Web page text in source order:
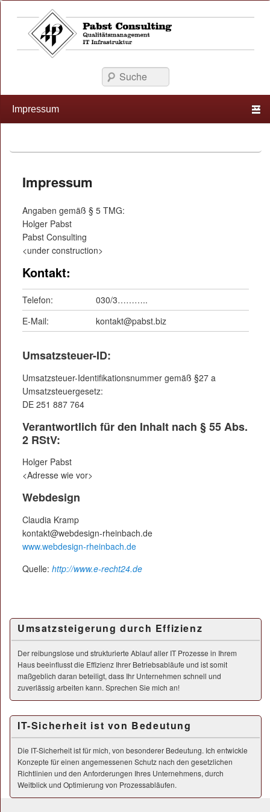
Suche
Impressum
Angaben gemäß § 5 TMG:
Holger Pabst
Pabst Consulting
<under construction>
Kontakt:
Telefon:
030/3………..
E-Mail:
kontakt@pabst.biz
Umsatzsteuer-ID:
Umsatzsteuer-Identifikationsnummer gemäß §27 a
Umsatzsteuergesetz:
DE 251 887 764
Verantwortlich für den Inhalt nach § 55 Abs.
2 RStV:
Holger Pabst
<Adresse wie vor>
Webdesign
Claudia Kramp
kontakt@webdesign-rheinbach.de
www.webdesign-rheinbach.de
Quelle: http://www.e-recht24.de
Umsatzsteigerung durch Effizienz
Der reibungslose und strukturierte Ablauf aller IT Prozesse in Ihrem
Haus beeinflusst die Effizienz Ihrer Betriebsabläufe und ist somit
maßgeblich daran beteiligt, dass Ihr Unternehmen schnell und
zuverlässig arbeiten kann. Sprechen Sie mich an!
IT-Sicherheit ist von Bedeutung
Die IT-Sicherheit ist für mich, von besonderer Bedeutung. Ich entwickle
Konzepte für einen angemessenen Schutz nach den gesetzlichen
Richtlinien und den Anforderungen Ihres Unternehmens, durch
Weitblick und Optimierung von Prozessabläufen.